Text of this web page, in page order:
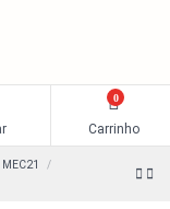
0
Carrinho